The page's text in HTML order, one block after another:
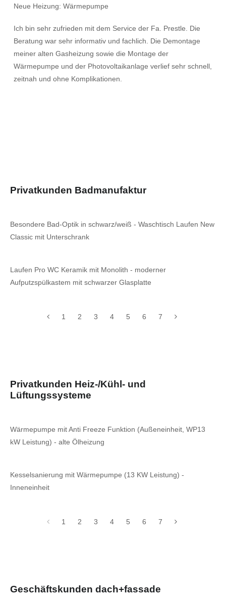
Neue Heizung: Wärmepumpe
Ich bin sehr zufrieden mit dem Service der Fa. Prestle. Die
Beratung war sehr informativ und fachlich. Die Demontage
meiner alten Gasheizung sowie die Montage der
Wärmepumpe und der Photovoltaikanlage verlief sehr schnell,
zeitnah und ohne Komplikationen.
Privatkunden Badmanufaktur
Besondere Bad-Optik in schwarz/weiß - Waschtisch Laufen New
Classic mit Unterschrank
Laufen Pro WC Keramik mit Monolith - moderner
Aufputzspülkastem mit schwarzer Glasplatte
1 2 3 4 5 6 7
Privatkunden Heiz-/Kühl- und
Lüftungssysteme
Wärmepumpe mit Anti Freeze Funktion (Außeneinheit, WP13
kW Leistung) - alte Ölheizung
Kesselsanierung mit Wärmepumpe (13 KW Leistung) -
Inneneinheit
1 2 3 4 5 6 7
Geschäftskunden dach+fassade